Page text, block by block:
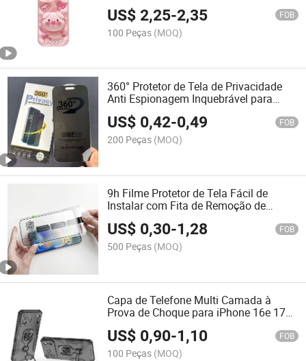
US$2,25-2,35 FOB
100 Peças (MOQ)
360° Protetor de Tela de Privacidade
Anti Espionagem Inquebrável para
Celular
US$ 0,42-0,49 FOB
200 Peças (MOQ)
9h Filme Protetor de Tela Fácil de
Instalar com Fita de Remoção de
Poeira para iPhone
US$ 0,30-1,28 FOB
500 Peças (MOQ)
Capa de Telefone Multi Camada à
Prova de Choque para iPhone 16e 17
PRO Max Capa de Armadura Híbrida
com 360 Grau de Suporte Metálico
US$ 0,90-1,10 FOB
100 Peças (MOQ)